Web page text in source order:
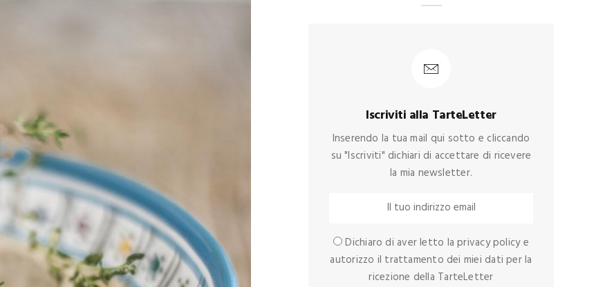
Iscriviti alla TarteLetter
Inserendo la tua mail qui sotto e cliccando
su "Iscriviti" dichiari di accettare di ricevere
la mia newsletter.
Dichiaro di aver letto la privacy policy e
autorizzo il trattamento dei miei dati per la
ricezione della TarteLetter